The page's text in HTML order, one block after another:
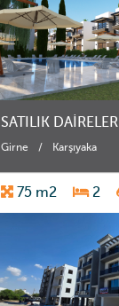
SATILIK DAİRELER
Girne / Karşıyaka
75 m2 2